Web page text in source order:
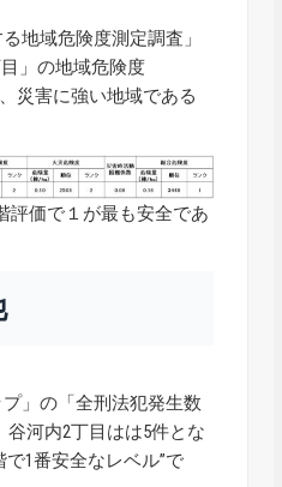
地域危険度測定調査」
」の地域危険度
災害に強い地域である
価で１が最も安全であ
プ」の「全刑法犯発生数
谷河内2丁目はは5件とな
で1番安全なレベル”で